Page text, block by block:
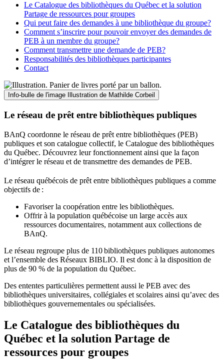
Le Catalogue des bibliothèques du Québec et la solution
Partage de ressources pour groupes
Qui peut faire des demandes à une bibliothèque du groupe?
Comment s’inscrire pour pouvoir envoyer des demandes de
PEB à un membre du groupe?
Comment transmettre une demande de PEB?
Responsabilités des bibliothèques participantes
Contact
Info-bulle de l'image Illustration de Mathilde Corbeil
Le réseau de prêt entre bibliothèques publiques
BAnQ coordonne le réseau de prêt entre bibliothèques (PEB)
publiques et son catalogue collectif, le Catalogue des bibliothèques
du Québec. Découvrez leur fonctionnement ainsi que la façon
d’intégrer le réseau et de transmettre des demandes de PEB.
Le réseau québécois de prêt entre bibliothèques publiques a comme
objectifs de :
Favoriser la coopération entre les bibliothèques.
Offrir à la population québécoise un large accès aux
ressources documentaires, notamment aux collections de
BAnQ.
Le réseau regroupe plus de 110bibliothèques publiques autonomes
et l’ensemble des Réseaux BIBLIO. Il est donc à la disposition de
plus de 90 % de la population du Québec.
Des ententes particulières permettent aussi le PEB avec des
bibliothèques universitaires, collégiales et scolaires ainsi qu’avec des
bibliothèques gouvernementales ou spécialisées.
Le Catalogue des bibliothèques du
Québec et la solution Partage de
ressources pour groupes